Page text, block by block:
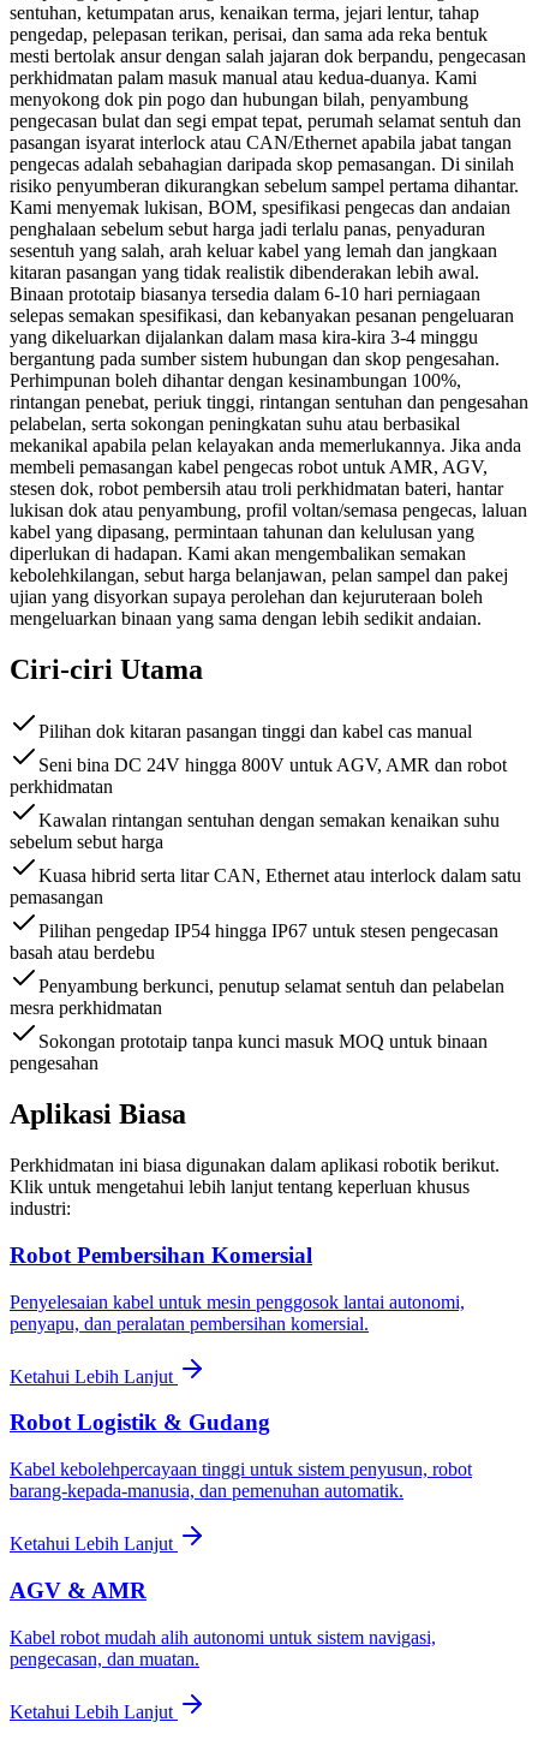
sentuhan, ketumpatan arus, kenaikan terma, jejari lentur, tahap
pengedap, pelepasan terikan, perisai, dan sama ada reka bentuk
mesti bertolak ansur dengan salah jajaran dok berpandu, pengecasan
perkhidmatan palam masuk manual atau kedua-duanya. Kami
menyokong dok pin pogo dan hubungan bilah, penyambung
pengecasan bulat dan segi empat tepat, perumah selamat sentuh dan
pasangan isyarat interlock atau CAN/Ethernet apabila jabat tangan
pengecas adalah sebahagian daripada skop pemasangan. Di sinilah
risiko penyumberan dikurangkan sebelum sampel pertama dihantar.
Kami menyemak lukisan, BOM, spesifikasi pengecas dan andaian
penghalaan sebelum sebut harga jadi terlalu panas, penyaduran
sesentuh yang salah, arah keluar kabel yang lemah dan jangkaan
kitaran pasangan yang tidak realistik dibenderakan lebih awal.
Binaan prototaip biasanya tersedia dalam 6-10 hari perniagaan
selepas semakan spesifikasi, dan kebanyakan pesanan pengeluaran
yang dikeluarkan dijalankan dalam masa kira-kira 3-4 minggu
bergantung pada sumber sistem hubungan dan skop pengesahan.
Perhimpunan boleh dihantar dengan kesinambungan 100%,
rintangan penebat, periuk tinggi, rintangan sentuhan dan pengesahan
pelabelan, serta sokongan peningkatan suhu atau berbasikal
mekanikal apabila pelan kelayakan anda memerlukannya. Jika anda
membeli pemasangan kabel pengecas robot untuk AMR, AGV,
stesen dok, robot pembersih atau troli perkhidmatan bateri, hantar
lukisan dok atau penyambung, profil voltan/semasa pengecas, laluan
kabel yang dipasang, permintaan tahunan dan kelulusan yang
diperlukan di hadapan. Kami akan mengembalikan semakan
kebolehkilangan, sebut harga belanjawan, pelan sampel dan pakej
ujian yang disyorkan supaya perolehan dan kejuruteraan boleh
mengeluarkan binaan yang sama dengan lebih sedikit andaian.
Ciri-ciri Utama
Pilihan dok kitaran pasangan tinggi dan kabel cas manual
Seni bina DC 24V hingga 800V untuk AGV, AMR dan robot
perkhidmatan
Kawalan rintangan sentuhan dengan semakan kenaikan suhu
sebelum sebut harga
Kuasa hibrid serta litar CAN, Ethernet atau interlock dalam satu
pemasangan
Pilihan pengedap IP54 hingga IP67 untuk stesen pengecasan
basah atau berdebu
Penyambung berkunci, penutup selamat sentuh dan pelabelan
mesra perkhidmatan
Sokongan prototaip tanpa kunci masuk MOQ untuk binaan
pengesahan
Aplikasi Biasa
Perkhidmatan ini biasa digunakan dalam aplikasi robotik berikut.
Klik untuk mengetahui lebih lanjut tentang keperluan khusus
industri:
Robot Pembersihan Komersial
Penyelesaian kabel untuk mesin penggosok lantai autonomi,
penyapu, dan peralatan pembersihan komersial.
Ketahui Lebih Lanjut
Robot Logistik & Gudang
Kabel kebolehpercayaan tinggi untuk sistem penyusun, robot
barang-kepada-manusia, dan pemenuhan automatik.
Ketahui Lebih Lanjut
AGV & AMR
Kabel robot mudah alih autonomi untuk sistem navigasi,
pengecasan, dan muatan.
Ketahui Lebih Lanjut